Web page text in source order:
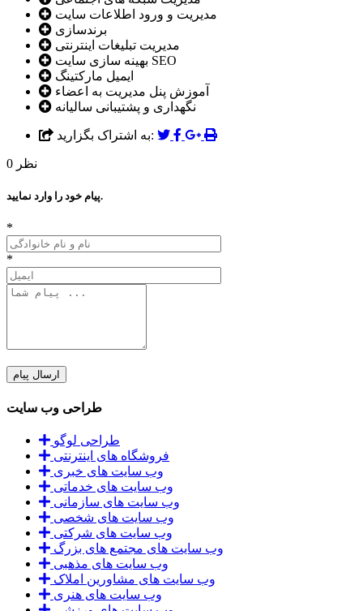
مدیریت و ورود اطلاعات سایت
برندسازی
مدیریت تبلیغات اینترنتی
بهینه سازی سایت SEO
ایمیل مارکتینگ
آموزش پنل مدیریت به اعضاء
نگهداری و پشتیبانی سالیانه
به اشتراک بگزارید:
0 نظر
پیام خود را وارد نمایید.
*
*
طراحی وب سایت
طراحی لوگو
فروشگاه های اینترنتی
وب سایت های خبری
وب سایت های خدماتی
وب سایت های سازمانی
وب سایت های شخصی
وب سایت های شرکتی
وب سایت های مجتمع های بزرگ
وب سایت های مذهبی
وب سایت های مشاورین املاک
وب سایت های هنری